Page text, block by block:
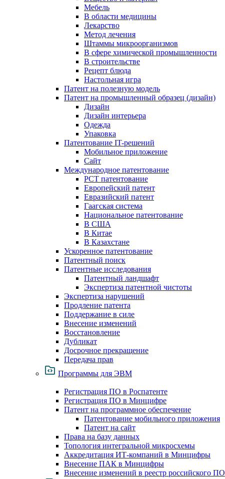
Мебель
В области медицины
Лекарство
Метод лечения
Штаммы микроорганизмов
В сфере химической промышленности
В строительстве
Рецепт блюда
Настольная игра
Патент на полезную модель
Патент на промышленный образец (дизайн)
Дизайн
Дизайн интерьера
Одежда
Упаковка
Патентование IT-решений
Мобильное приложение
Сайт
Международное патентование
PCT патентование
Европейский патент
Евразийский патент
Гаагская система
Национальное патентование
В США
В Китае
В Казахстане
Ускоренное патентование
Патентный поиск
Патентные исследования
Патентный ландшафт
Экспертиза патентной чистоты
Экспертиза нарушений
Продление патента
Поддержание в силе
Внесение изменений
Восстановление
Дубликат
Досрочное прекращение
Передача прав
Программы для ЭВМ
Регистрация ПО в Роспатенте
Регистрация ПО в Минцифре
Патент на программное обеспечение
Патентование мобильного приложения
Патент на сайт
Права на базу данных
Топология интегральной микросхемы
Аккредитация ИТ-компаний в Минцифры
Внесение ПАК в Минцифры
Внесение изменений в реестр российского ПО